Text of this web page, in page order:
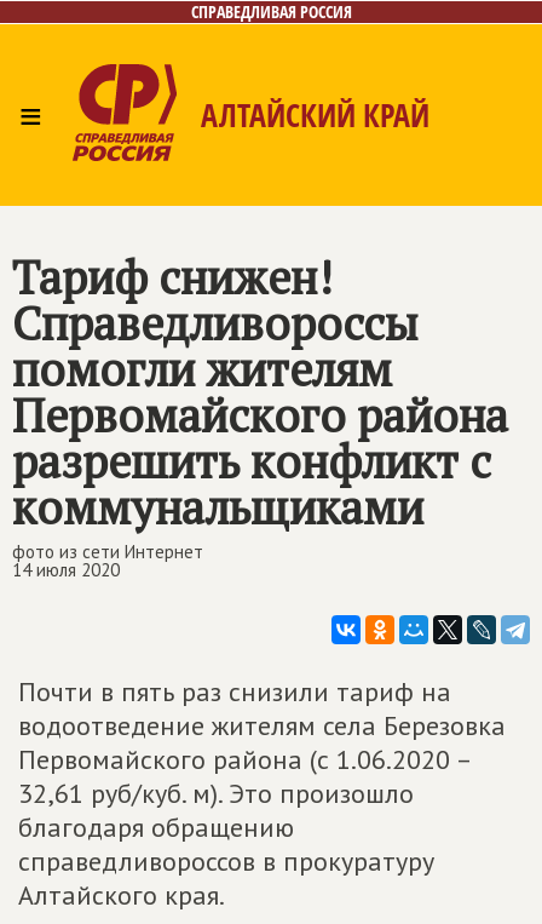
СПРАВЕДЛИВАЯ РОССИЯ
≡ АЛТАЙСКИЙ КРАЙ
Тариф снижен!
Справедливороссы
помогли жителям
Первомайского района
разрешить конфликт с
коммунальщиками
фото из сети Интернет
14 июля 2020
Почти в пять раз снизили тариф на
водоотведение жителям села Березовка
Первомайского района (с 1.06.2020 –
32,61 руб/куб. м). Это произошло
благодаря обращению
справедливороссов в прокуратуру
Алтайского края.